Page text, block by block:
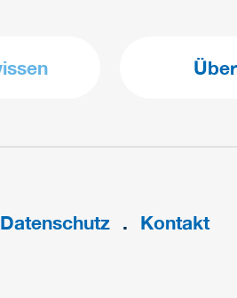
Datenschutz Kontakt